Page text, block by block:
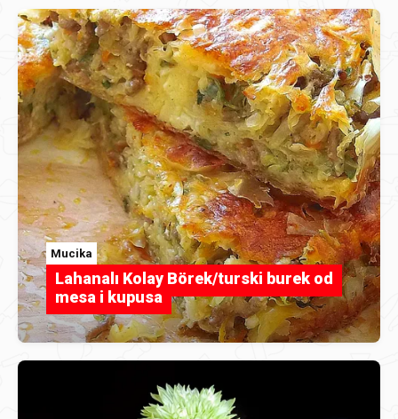
Mucika
Lahanalı Kolay Börek/turski burek od
mesa i kupusa